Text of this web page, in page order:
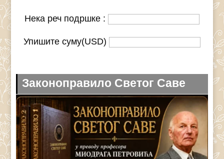
Нека реч подршке :
Упишите суму(USD)
Законоправило Светог Саве